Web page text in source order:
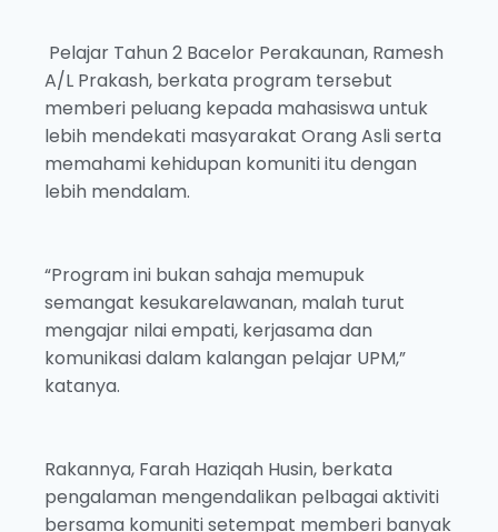
Pelajar Tahun 2 Bacelor Perakaunan, Ramesh
A/L Prakash, berkata program tersebut
memberi peluang kepada mahasiswa untuk
lebih mendekati masyarakat Orang Asli serta
memahami kehidupan komuniti itu dengan
lebih mendalam.
“Program ini bukan sahaja memupuk
semangat kesukarelawanan, malah turut
mengajar nilai empati, kerjasama dan
komunikasi dalam kalangan pelajar UPM,”
katanya.
Rakannya, Farah Haziqah Husin, berkata
pengalaman mengendalikan pelbagai aktiviti
bersama komuniti setempat memberi banyak